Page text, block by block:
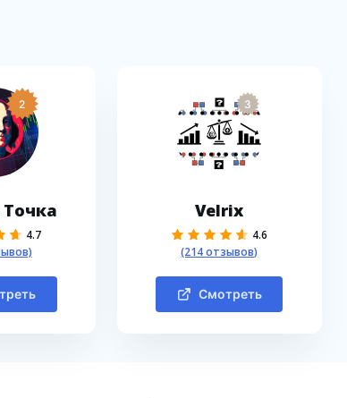
2
4.7
3
Velrix
4.6
(214 отзывов)
Смотреть